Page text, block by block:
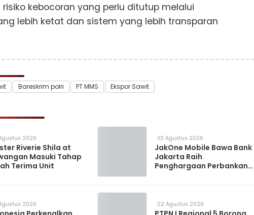
kebocoran yang perlu ditutup melalui
lebih ketat dan sistem yang lebih transparan
Bareskrim polri PT MMS Ekspor Sawit
2026
Riverie Shila at
Masuki Tahap
Terima Unit
03 Agustus 2026
JakOne Mobile Bawa Bank
Jakarta Raih
Penghargaan Perbankan
2026 02 Agustus 2026